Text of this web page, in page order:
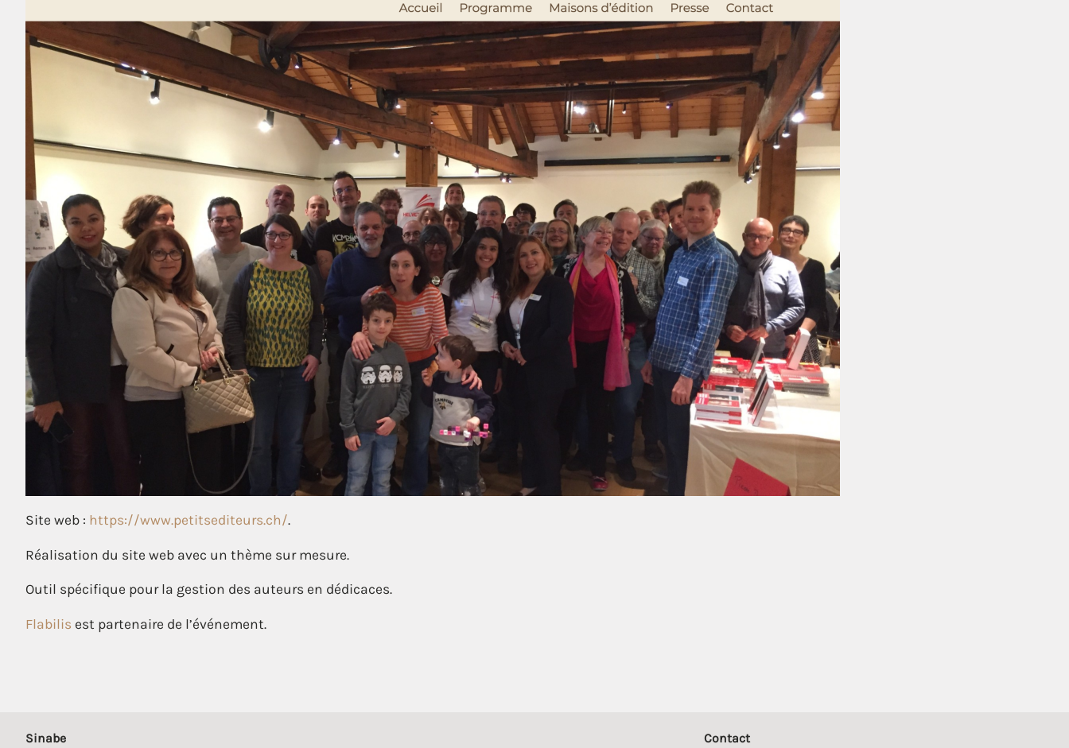
Site web : https://www.petitsediteurs.ch/.
Réalisation du site web avec un thème sur mesure.
Outil spécifique pour la gestion des auteurs en dédicaces.
Flabilis est partenaire de l’événement.
Sinabe Contact